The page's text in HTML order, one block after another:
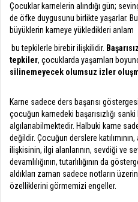
Çocuklar karnelerin alındığı gün;
de öfke duygusunu birlikte yaşarlar.
büyüklerin karneye yükledikleri anlam
bu tepkilerle birebir ilişkilidir.
tepkiler, çocuklarda yaşamları
silinemeyecek olumsuz izler
Karne sadece ders başarısı
çocuğun karnedeki başarısızlığı
algılanabilmektedir. Halbuki karne
değildir. Çocuğun derslere
ilişkisinin, ilgi alanlarının, sevdiği ve
devamlılığının, tutarlılığının da
aldıkları zaman sadece notların
özelliklerini görmemizi engeller.